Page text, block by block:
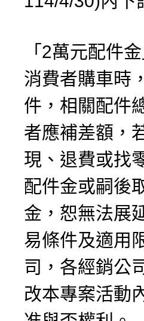
「2萬元配件
消費者購車時
件，相關配件
者應補差額，
現、退費或找
配件金或嗣後
金，恕無法展
易條件及適用
司，各經銷公
改本專案活動